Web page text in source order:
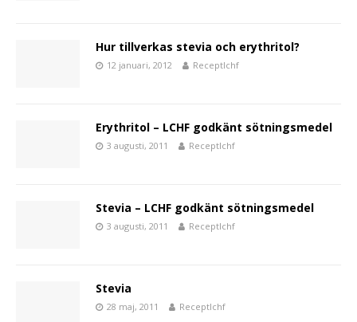
Hur tillverkas stevia och erythritol?
12 januari, 2012 Receptlchf
Erythritol – LCHF godkänt sötningsmedel
3 augusti, 2011 Receptlchf
Stevia – LCHF godkänt sötningsmedel
3 augusti, 2011 Receptlchf
Stevia
28 maj, 2011 Receptlchf